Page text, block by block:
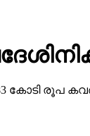
കോടി രൂപ